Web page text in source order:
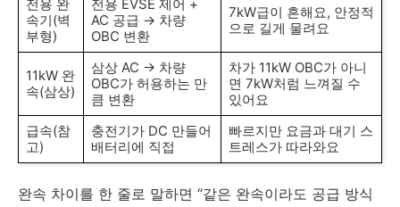
전용 완
속기(벽
부형)
전용 EVSE 제어 +
AC 공급 → 차량
OBC 변환
7kW급이 흔해요, 안정적
으로 길게 물려요
11kW 완
속(삼상)
삼상 AC → 차량
OBC가 허용하는 만
큼 변환
차가 11kW OBC가 아니
면 7kW처럼 느껴질 수
있어요
급속(참
고)
충전기가 DC 만들어
배터리에 직접
빠르지만 요금과 대기 스
트레스가 따라와요
완속 차이를 한 줄로 말하면 “같은 완속이라도 공급 방식